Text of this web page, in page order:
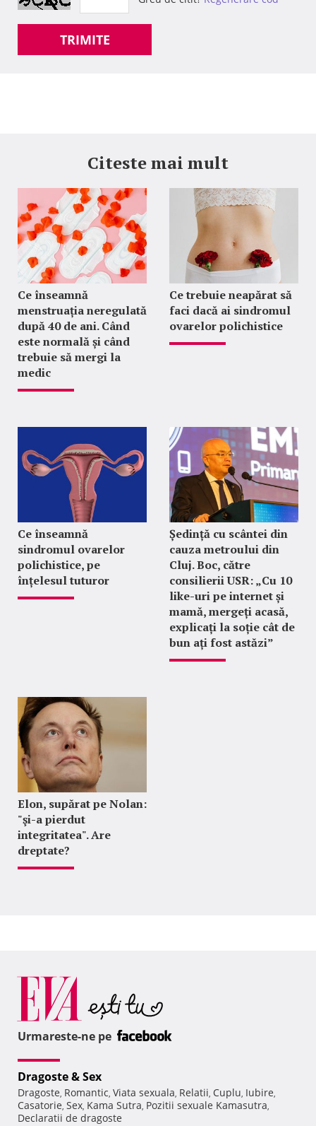
TRIMITE
Citeste mai mult
Ce înseamnă
menstruația neregulată
după 40 de ani. Când
este normală și când
trebuie să mergi la
medic
Ce trebuie neapărat să
faci dacă ai sindromul
ovarelor polichistice
Ce înseamnă
sindromul ovarelor
polichistice, pe
înțelesul tuturor
Ședință cu scântei din
cauza metroului din
Cluj. Boc, către
consilierii USR: „Cu 10
like-uri pe internet și
mamă, mergeți acasă,
explicați la soție cât de
bun ați fost astăzi”
Elon, supărat pe Nolan:
"şi-a pierdut
integritatea". Are
dreptate?
Urmareste-ne pe
Dragoste & Sex
Dragoste, Romantic, Viata sexuala, Relatii, Cuplu, Iubire,
Casatorie, Sex, Kama Sutra, Pozitii sexuale Kamasutra,
Declaratii de dragoste